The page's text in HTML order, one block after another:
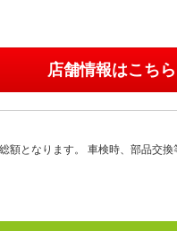
店舗情報はこちら
となります。 車検時、部品交換